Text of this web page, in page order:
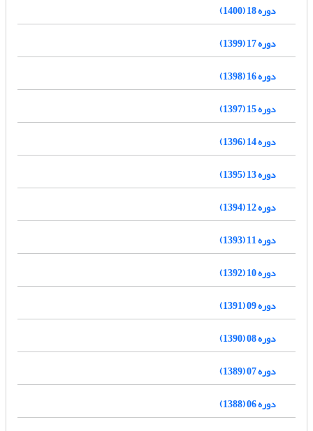
دوره 18 (1400)
دوره 17 (1399)
دوره 16 (1398)
دوره 15 (1397)
دوره 14 (1396)
دوره 13 (1395)
دوره 12 (1394)
دوره 11 (1393)
دوره 10 (1392)
دوره 09 (1391)
دوره 08 (1390)
دوره 07 (1389)
دوره 06 (1388)